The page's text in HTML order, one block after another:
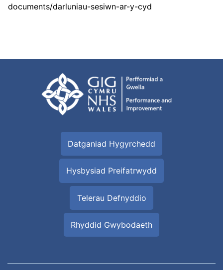
documents/darluniau-sesiwn-ar-y-cyd
Datganiad Hygyrchedd
Hysbysiad Preifatrwydd
Telerau Defnyddio
Rhyddid Gwybodaeth